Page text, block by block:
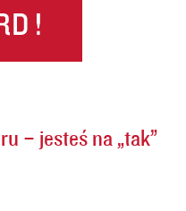
– jesteś na „tak”